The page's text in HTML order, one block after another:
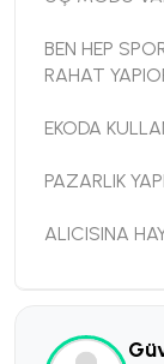
BEN HEP
RAHAT
EKODA
PAZARLIK
ALICISINA